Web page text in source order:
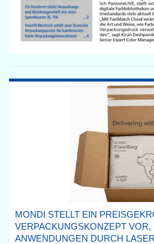
MONDI STELLT EIN
VERPACKUNGSKONZEPT
ANWENDUNGEN DURCH